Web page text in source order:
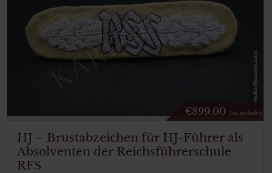
€899.00 Tax. included
HJ – Brustabzeichen für HJ-Führer als
Absolventen der Reichsführerschule
RFS